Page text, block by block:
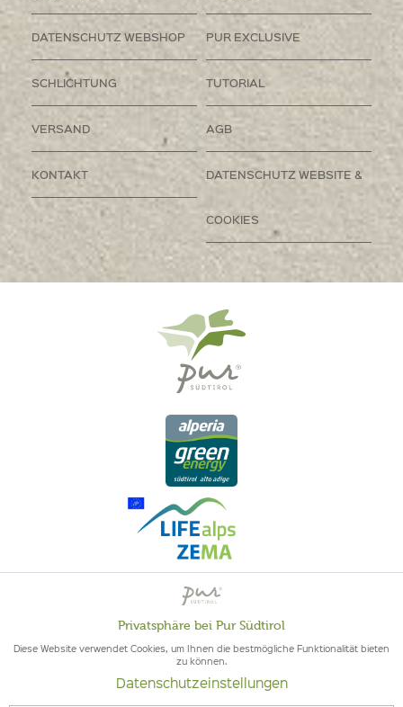
DATENSCHUTZ WEBSHOP PUR EXCLUSIVE
SCHLICHTUNG TUTORIAL
VERSAND AGB
KONTAKT DATENSCHUTZ WEBSITE &
COOKIES
Aktiv
Inaktiv
Privatsphäre bei Pur Südtirol
Diese Website verwendet Cookies, um Ihnen die bestmögliche Funktionalität bieten
zu können.
Datenschutzeinstellungen